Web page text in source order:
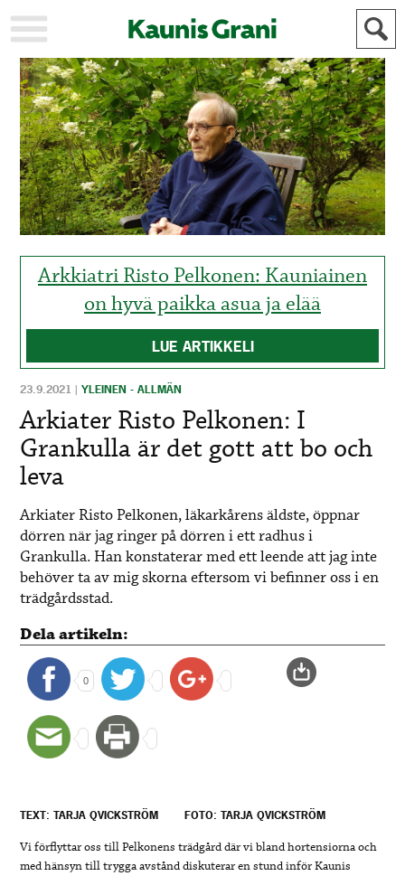
KAUPUNKI
STADEN
AJANKOHTAISTA
AKTUELLT
URHEILU
IDROTT
KULTTUURI
KULTUR
HISTORIA
HISTORIA
YLEINEN
ALLMÄN
MAINOSTAJILLE
FÖR
ANNONSÖRER
Arkkiatri Risto Pelkonen: Kauniainen
on hyvä paikka asua ja elää
LUE ARTIKKELI
23.9.2021 |YLEINEN - ALLMÄN
Arkiater Risto Pelkonen: I
Grankulla är det gott att bo och
leva
Arkiater Risto Pelkonen, läkarkårens äldste, öppnar
dörren när jag ringer på dörren i ett radhus i
Grankulla. Han konstaterar med ett leende att jag inte
behöver ta av mig skorna eftersom vi befinner oss i en
trädgårdsstad.
Dela artikeln:
0
TEXT: TARJA QVICKSTRÖM FOTO: TARJA QVICKSTRÖM
Vi förflyttar oss till Pelkonens trädgård där vi bland hortensiorna och
med hänsyn till trygga avstånd diskuterar en stund inför Kaunis